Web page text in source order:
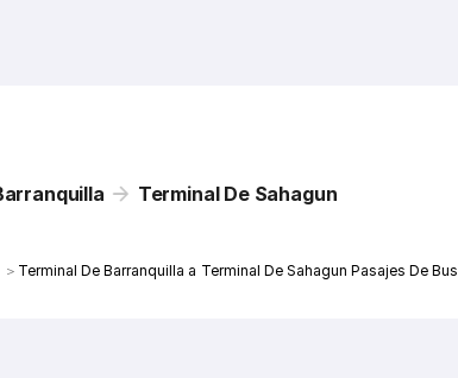
Terminal De Sahagun
＞ Terminal De Barranquilla a Terminal De Sahagun Pasajes De Bus